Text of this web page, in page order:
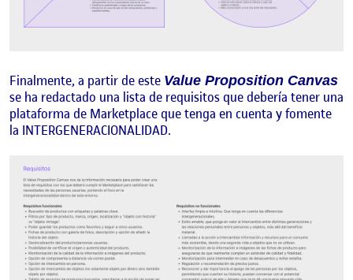
Finalmente, a partir de este Value Proposition Canvas
se ha redactado una lista de requisitos que debería tener una
plataforma de Marketplace que tenga en cuenta y fomente
la INTERGENERACIONALIDAD.